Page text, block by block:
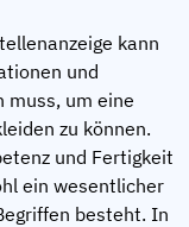
kann
und
muss, um eine
zu können.
und Fertigkeit
ein wesentlicher
besteht. In